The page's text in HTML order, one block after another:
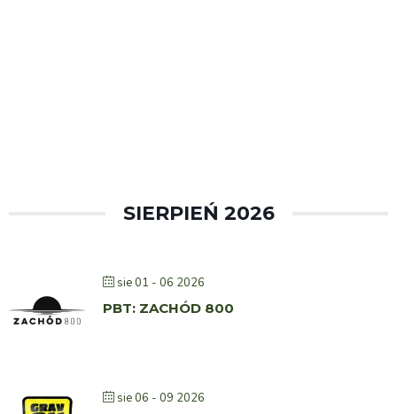
SIERPIEŃ 2026
sie 01 - 06 2026
PBT: ZACHÓD 800
sie 06 - 09 2026